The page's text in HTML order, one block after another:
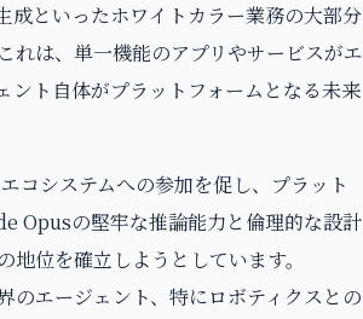
成といったホワイトカラー業務の大部分
れは、単一機能のアプリやサービスがエ
ント自体がプラットフォームとなる未来
コシステムへの参加を促し、プラット
Opusの堅牢な推論能力と倫理的な設計
位を確立しようとしています。
エージェント、特にロボティクスとの